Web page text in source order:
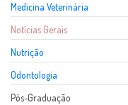
Medicina Veterinária
Notícias Gerais
Nutrição
Odontologia
Pós-Graduação